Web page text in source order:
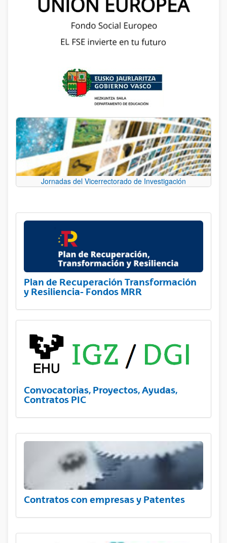
Jornadas del Vicerrectorado de Investigación
Plan de Recuperación Transformación
y Resiliencia- Fondos MRR
Convocatorias, Proyectos, Ayudas,
Contratos PIC
Contratos con empresas y Patentes